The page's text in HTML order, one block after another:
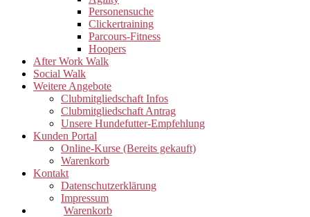
Personensuche
Clickertraining
Parcours-Fitness
Hoopers
After Work Walk
Social Walk
Weitere Angebote
Clubmitgliedschaft Infos
Clubmitgliedschaft Antrag
Unsere Hundefutter-Empfehlung
Kunden Portal
Online-Kurse (Bereits gekauft)
Warenkorb
Kontakt
Datenschutzerklärung
Impressum
Warenkorb